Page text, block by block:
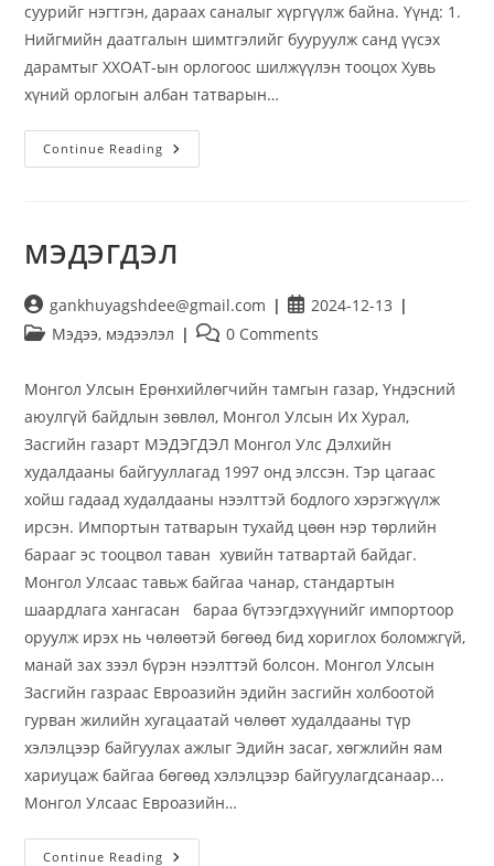
суурийг нэгтгэн, дараах саналыг хүргүүлж байна. Үүнд: 1.
Нийгмийн даатгалын шимтгэлийг бууруулж санд үүсэх
дарамтыг ХХОАТ-ын орлогоос шилжүүлэн тооцох Хувь
хүний орлогын албан татварын…
Continue Reading
МЭДЭГДЭЛ
gankhuyagshdee@gmail.com
2024-12-13
Мэдээ, мэдээлэл
0 Comments
Монгол Улсын Ерөнхийлөгчийн тамгын газар, Үндэсний
аюулгүй байдлын зөвлөл, Монгол Улсын Их Хурал,
Засгийн газарт МЭДЭГДЭЛ Монгол Улс Дэлхийн
худалдааны байгууллагад 1997 онд элссэн. Тэр цагаас
хойш гадаад худалдааны нээлттэй бодлого хэрэгжүүлж
ирсэн. Импортын татварын тухайд цөөн нэр төрлийн
барааг эс тооцвол таван хувийн татвартай байдаг.
Монгол Улсаас тавьж байгаа чанар, стандартын
шаардлага хангасан бараа бүтээгдэхүүнийг импортоор
оруулж ирэх нь чөлөөтэй бөгөөд бид хориглох боломжгүй,
манай зах зээл бүрэн нээлттэй болсон. Монгол Улсын
Засгийн газраас Евроазийн эдийн засгийн холбоотой
гурван жилийн хугацаатай чөлөөт худалдааны түр
хэлэлцээр байгуулах ажлыг Эдийн засаг, хөгжлийн яам
хариуцаж байгаа бөгөөд хэлэлцээр байгуулагдсанаар...
Монгол Улсаас Евроазийн…
Continue Reading